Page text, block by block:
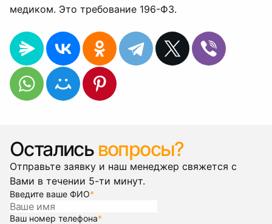
медиком. Это требование 196-ФЗ.
Остались вопросы?
Отправьте заявку и наш менеджер свяжется с
Вами в течении 5-ти минут.
Введите ваше ФИО*
Ваш номер телефона*